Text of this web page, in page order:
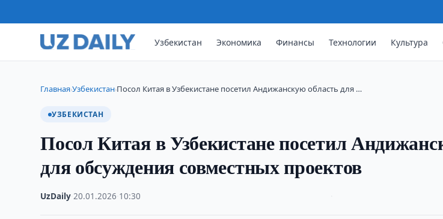
Узбекистан Экономика Финансы Технологии Культура
Главная›Узбекистан›Посол Китая в Узбекистане посетил Андижанскую область для …
УЗБЕКИСТАН
Посол Китая в Узбекистане посетил
для обсуждения совместных проектов
UzDaily ·20.01.2026 10:30